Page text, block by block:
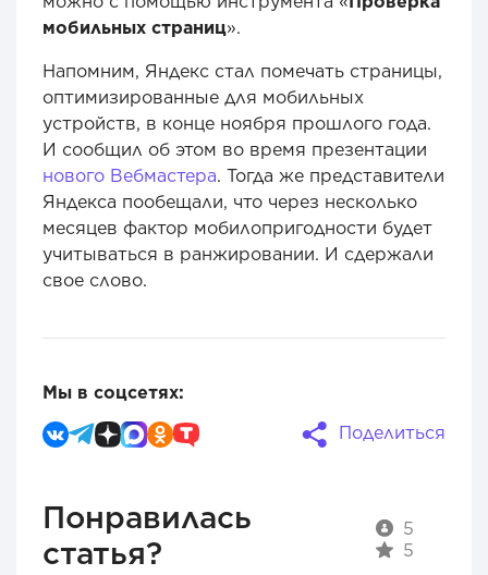
мобильных страниц».
Напомним, Яндекс стал помечать страницы,
оптимизированные для мобильных
устройств, в конце ноября прошлого года.
И сообщил об этом во время презентации
нового Вебмастера. Тогда же представители
Яндекса пообещали, что через несколько
месяцев фактор мобилопригодности будет
учитываться в ранжировании. И сдержали
свое слово.
Мы в соцсетях:
Поделиться
Понравилась
статья?
5
5